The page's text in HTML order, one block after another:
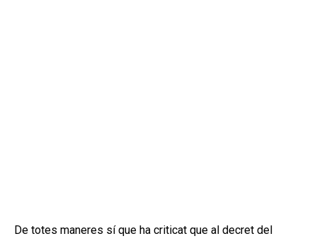
De totes maneres sí que ha criticat que al decret del